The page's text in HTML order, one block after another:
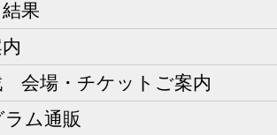
果
会場・チケットご案内
ム通販